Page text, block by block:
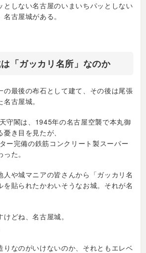
としない名古屋のいまいちパッとしない
古屋城がある。
「ガッカリ名所」なのか
の最後の布石として建て、その後は尾張
古屋城。
守閣は、1945年の名古屋空襲で本丸御
き目を見たが、
ー完備の鉄筋コンクリート製スーパー
た。
や城マニアの皆さんから「ガッカリ名
を貼られたかわいそうなお城。それが名
どね、名古屋城。
りなのがいけないのか、それともエレベ